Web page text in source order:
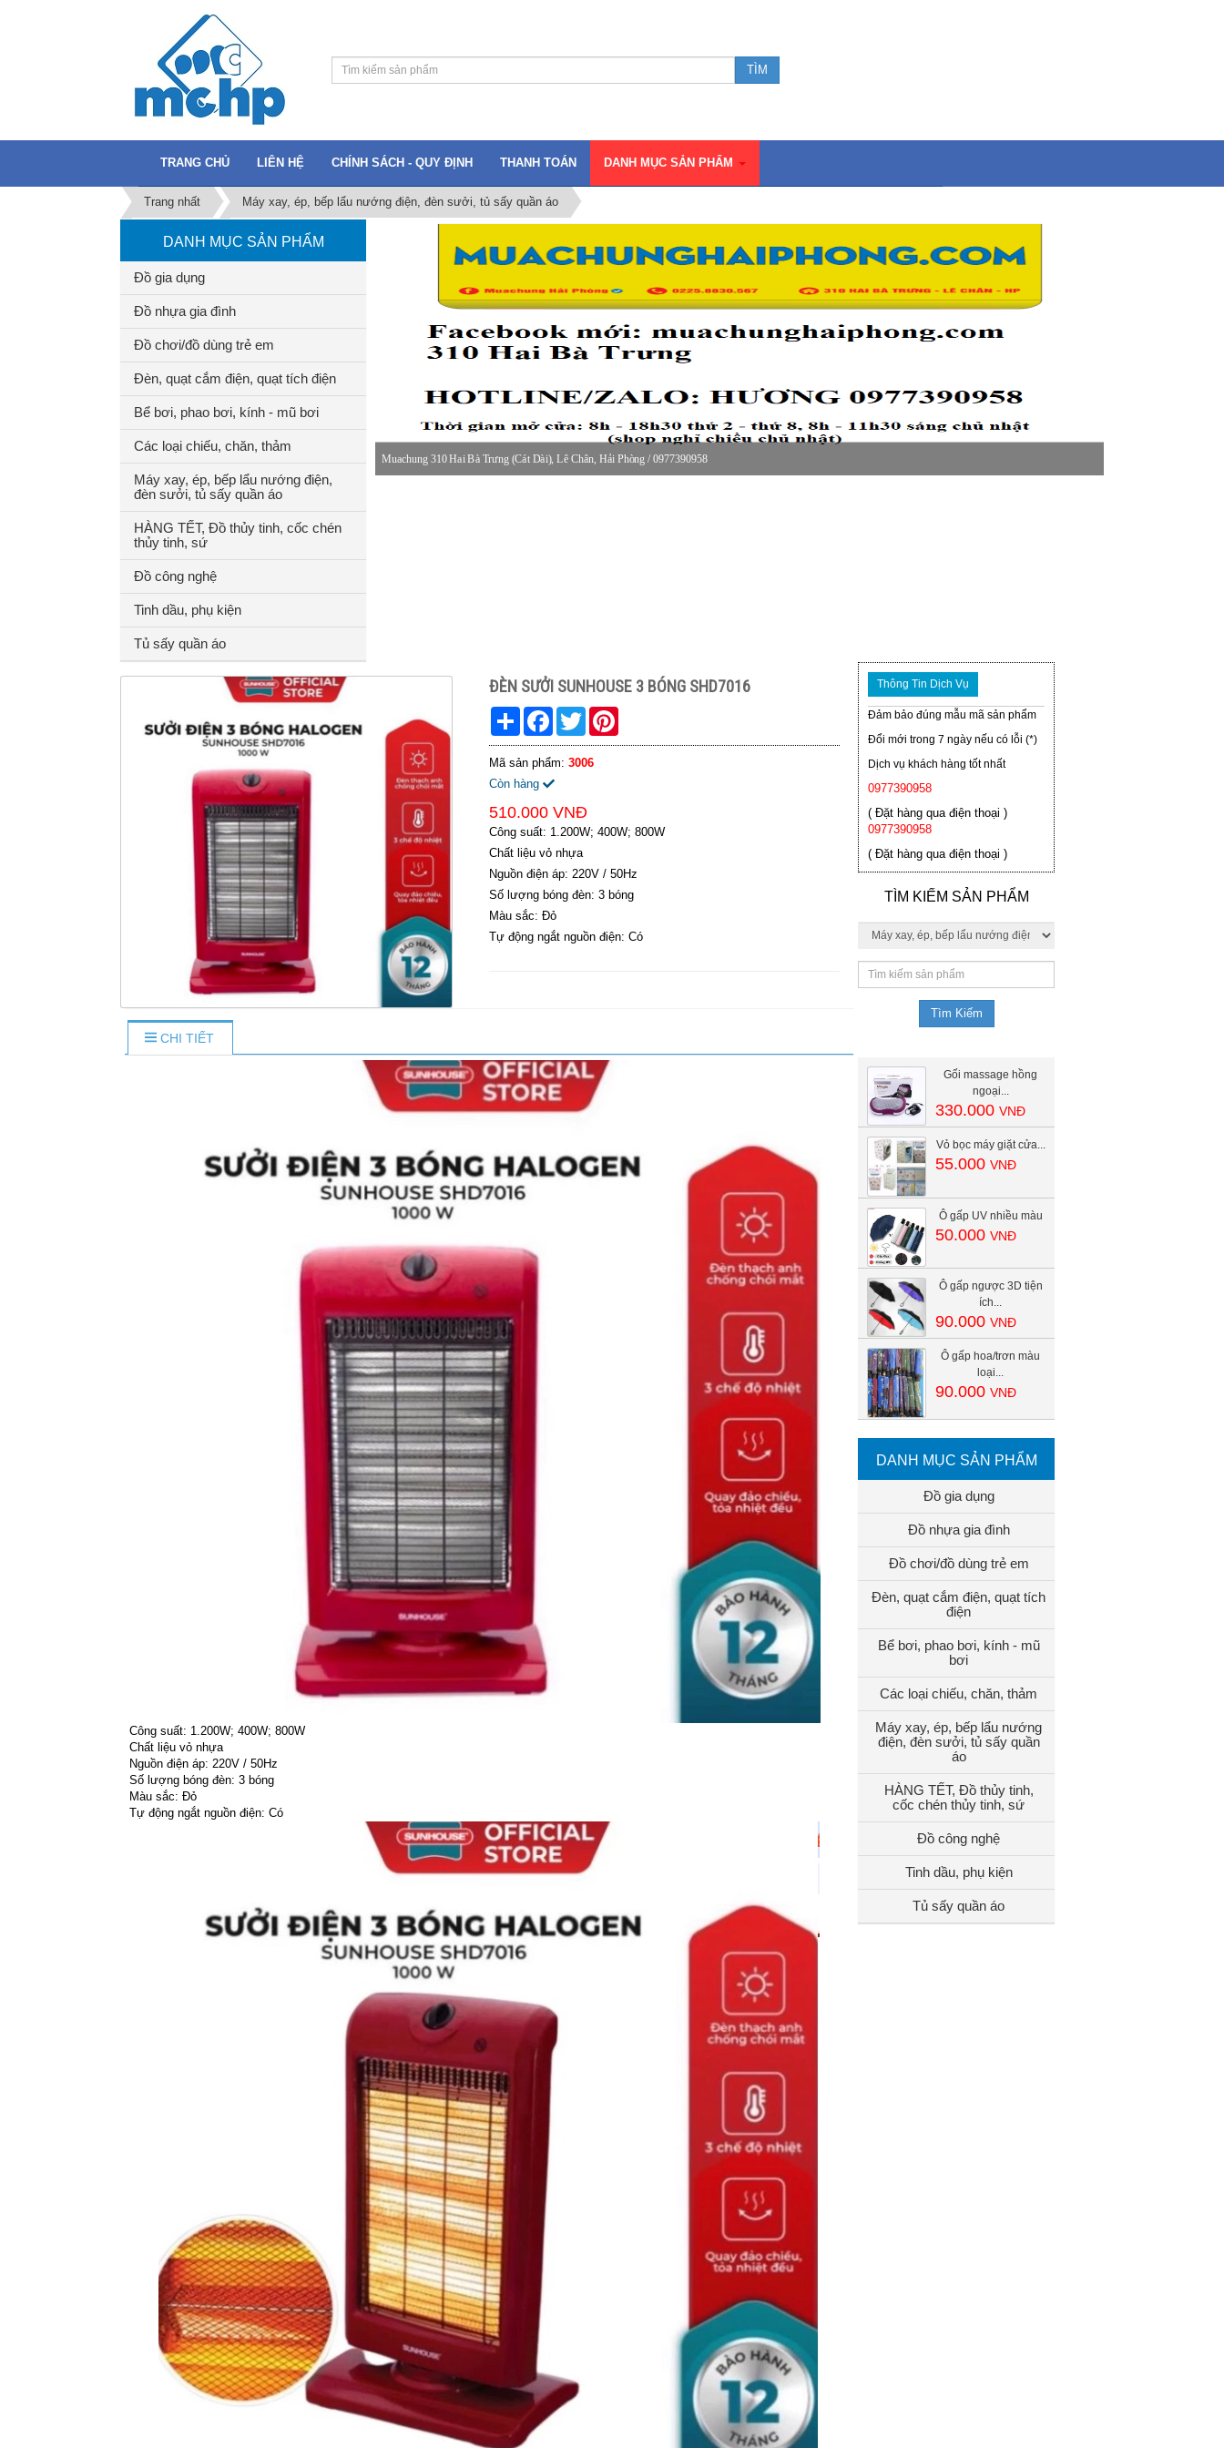
TRANG CHỦ LIÊN HỆ CHÍNH SÁCH - QUY ĐỊNH THANH TOÁN DANH MỤC SẢN PHẨM
Trang nhất Máy xay, ép, bếp lẩu nướng điện, đèn sưởi, tủ sấy quần áo
DANH MỤC SẢN PHẨM
Đồ gia dụng
Đồ nhựa gia đình
Đồ chơi/đồ dùng trẻ em
Đèn, quạt cắm điện, quạt tích điện
Bể bơi, phao bơi, kính - mũ bơi
Các loại chiếu, chăn, thảm
Máy xay, ép, bếp lẩu nướng điện,
đèn sưởi, tủ sấy quần áo
HÀNG TẾT, Đồ thủy tinh, cốc chén
thủy tinh, sứ
Đồ công nghệ
Tinh dầu, phụ kiện
Tủ sấy quần áo
Muachung 310 Hai Bà Trưng (Cát Dài), Lê Chân, Hải Phòng / 0977390958
ĐÈN SƯỞI SUNHOUSE 3 BÓNG SHD7016
Share FacebookTwitter
Mã sản phẩm: 3006
Còn hàng
510.000 VNĐ
Công suất: 1.200W; 400W; 800W
Chất liệu vỏ nhựa
Nguồn điện áp: 220V / 50Hz
Số lượng bóng đèn: 3 bóng
Màu sắc: Đỏ
Tự động ngắt nguồn điện: Có
CHI TIẾT
Công suất: 1.200W; 400W; 800W
Chất liệu vỏ nhựa
Nguồn điện áp: 220V / 50Hz
Số lượng bóng đèn: 3 bóng
Màu sắc: Đỏ
Tự động ngắt nguồn điện: Có
Thông Tin Dịch Vụ
Đảm bảo đúng mẫu mã sản phẩm
Đổi mới trong 7 ngày nếu có lỗi (*)
Dịch vụ khách hàng tốt nhất
0977390958
( Đặt hàng qua điện thoại )
0977390958
( Đặt hàng qua điện thoại )
TÌM KIẾM SẢN PHẨM
Gối massage hồng
ngoại...
330.000VNĐ
Vỏ bọc máy giặt cửa...
55.000VNĐ
Ô gấp UV nhiều màu
50.000VNĐ
Ô gấp ngược 3D tiện
ích...
90.000VNĐ
Ô gấp hoa/trơn màu
loại...
90.000VNĐ
DANH MỤC SẢN PHẨM
Đồ gia dụng
Đồ nhựa gia đình
Đồ chơi/đồ dùng trẻ em
Đèn, quạt cắm điện, quạt tích
điện
Bể bơi, phao bơi, kính - mũ
bơi
Các loại chiếu, chăn, thảm
Máy xay, ép, bếp lẩu nướng
điện, đèn sưởi, tủ sấy quần
áo
HÀNG TẾT, Đồ thủy tinh,
cốc chén thủy tinh, sứ
Đồ công nghệ
Tinh dầu, phụ kiện
Tủ sấy quần áo